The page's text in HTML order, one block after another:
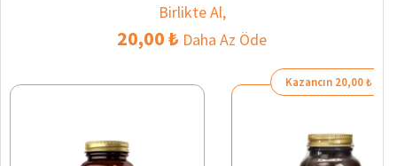
Birlikte Al,
20,00 ₺ Daha Az Öde
Kazancın 20,00 ₺